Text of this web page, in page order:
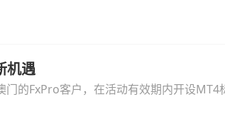
机遇
门的FxPro客户，在活动有效期内开设